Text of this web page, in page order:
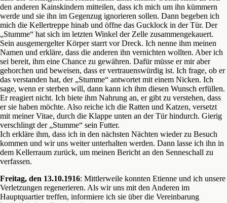
den anderen Kainskindern mitteilen, dass ich mich um ihn kümmern
werde und sie ihn im Gegenzug ignorieren sollen. Dann begeben ich
mich die Kellertreppe hinab und öffne das Gucklock in der Tür. Der
„Stumme“ hat sich im letzten Winkel der Zelle zusammengekauert.
Sein ausgemergelter Körper starrt vor Dreck. Ich nenne ihm meinen
Namen und erkläre, dass die anderen ihn vernichten wollten. Aber ich
sei bereit, ihm eine Chance zu gewähren. Dafür müsse er mir aber
gehorchen und beweisen, dass er vertrauenswürdig ist. Ich frage, ob er
das verstanden hat, der „Stumme“ antwortet mit einem Nicken. Ich
sage, wenn er sterben will, dann kann ich ihm diesen Wunsch erfüllen.
Er reagiert nicht. Ich biete ihm Nahrung an, er gibt zu verstehen, dass
er sie haben möchte. Also reiche ich die Ratten und Katzen, versetzt
mit meiner Vitae, durch die Klappe unten an der Tür hindurch. Gierig
verschlingt der „Stumme“ sein Futter.
Ich erkläre ihm, dass ich in den nächsten Nächten wieder zu Besuch
kommen und wir uns weiter unterhalten werden. Dann lasse ich ihn in
dem Kellerraum zurück, um meinen Bericht an den Senneschall zu
verfassen.
Freitag, den 13.10.1916: Mittlerweile konnten Etienne und ich unsere
Verletzungen regenerieren. Als wir uns mit den Anderen im
Hauptquartier treffen, informiere ich sie über die Vereinbarung